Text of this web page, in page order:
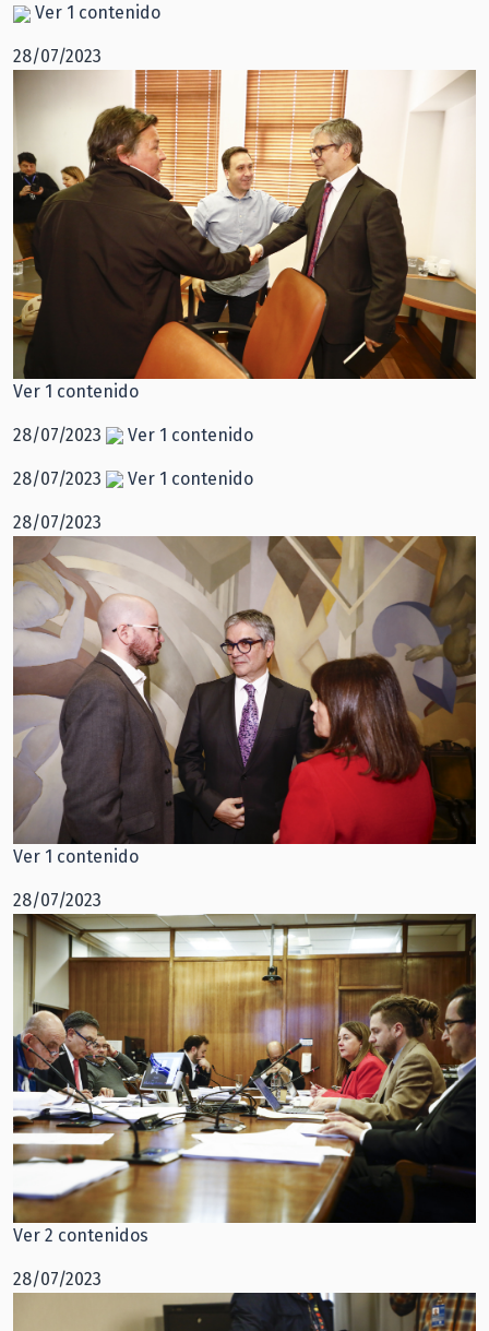
Ver 1 contenido
28/07/2023
Ver 1 contenido
28/07/2023 Ver 1 contenido
28/07/2023 Ver 1 contenido
28/07/2023
Ver 1 contenido
28/07/2023
Ver 2 contenidos
28/07/2023